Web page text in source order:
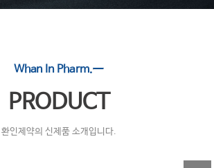
Whan In Pharm.
PRODUCT
환인제약의 신제품 소개입니다.